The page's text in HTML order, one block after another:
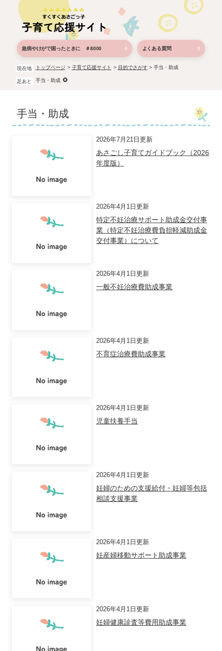
急病やけがで困ったときに ＃8000 よくある質問
現在地 トップページ > 子育て応援サイト > 目的でさがす> 手当・助成
足あと 手当・助成
文手当・助成
2026年7月21日更新
あさごし子育てガイドブック（2026
年度版）
2026年4月1日更新
特定不妊治療サポート助成金交付事
業（特定不妊治療費負担軽減助成金
交付事業）について
2026年4月1日更新
一般不妊治療費助成事業
2026年4月1日更新
不育症治療費助成事業
2026年4月1日更新
児童扶養手当
2026年4月1日更新
妊婦のための支援給付・妊婦等包括
相談支援事業
2026年4月1日更新
妊産婦移動サポート助成事業
2026年4月1日更新
妊婦健康診査等費用助成事業